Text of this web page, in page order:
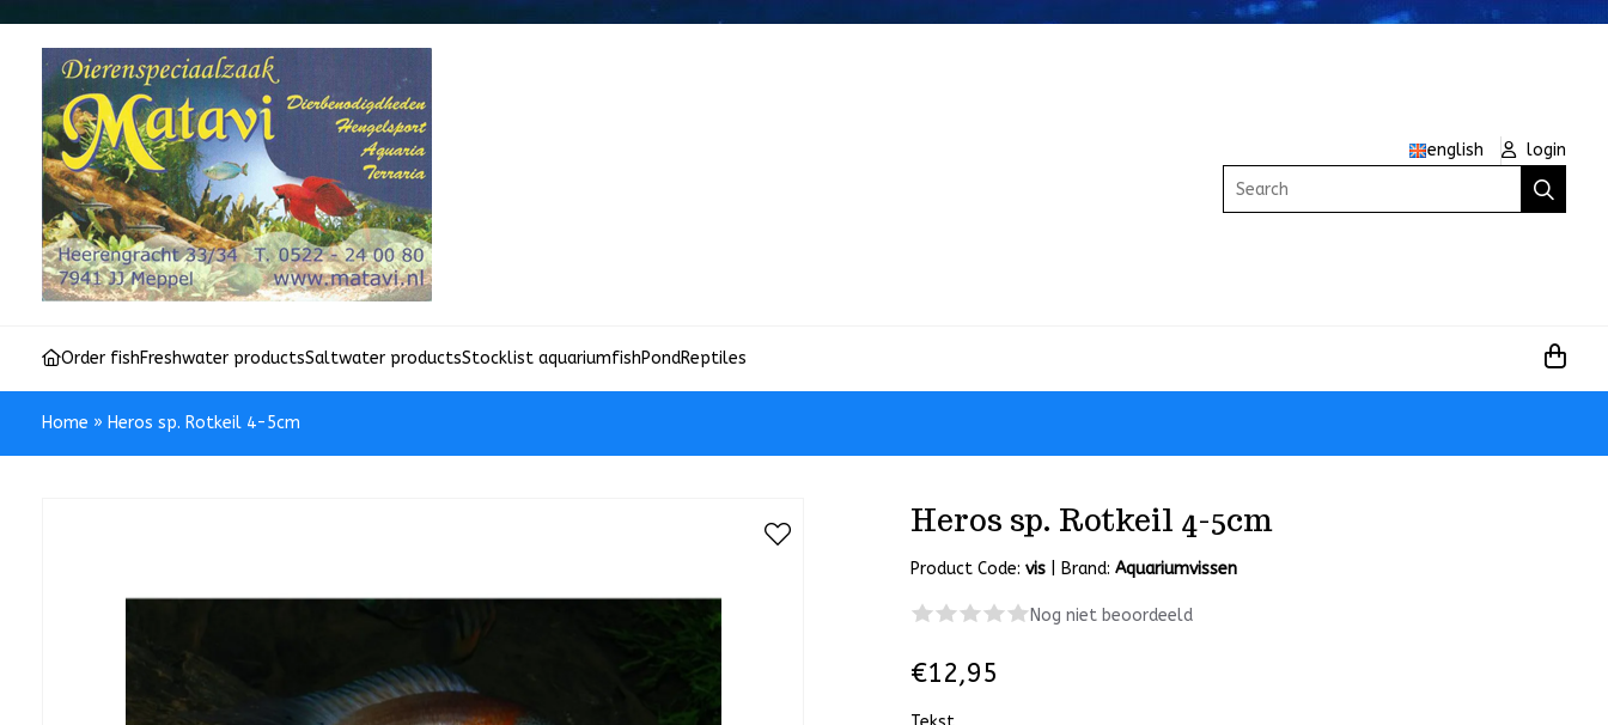
english
login
Search
Order fishFreshwater productsSaltwater productsStocklist aquariumfishPondReptiles
Home » Heros sp. Rotkeil 4-5cm
Heros sp. Rotkeil 4-5cm
Product Code:vis Brand:Aquariumvissen
Nog niet beoordeeld
€12,95